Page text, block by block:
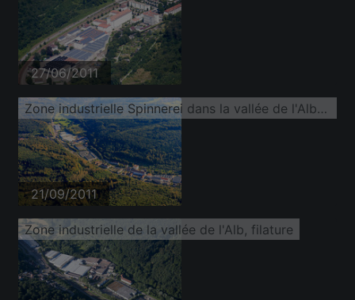
27/06/2011
Zone industrielle Spinnerei dans la vallée de l'Albtal avec les logiciels Dachser Lager, Trigema, ETTLIN, Prosegur et PROMATIS
21/09/2011
Zone industrielle de la vallée de l'Alb, filature